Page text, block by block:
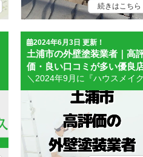
続きはこちら
2024年6月3日 更新！
土浦市の外壁塗装業者｜高
価・良い口コミが多い優良